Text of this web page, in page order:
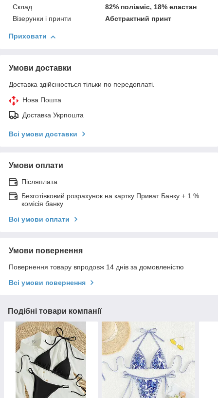
Склад
82% поліаміс, 18% еластан
Візерунки і принти
Абстрактний принт
Приховати
Умови доставки
Доставка здійснюється тільки по передоплаті.
Нова Пошта
Доставка Укрпошта
Всі умови доставки
Умови оплати
Післяплата
Безготівковий розрахунок на картку Приват Банку + 1 %
комісія банку
Всі умови оплати
Умови повернення
Повернення товару впродовж 14 днів за домовленістю
Всі умови повернення
Подібні товари компанії